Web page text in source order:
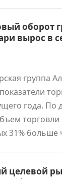
оборот
вырос в
группа
года. По
торговли
31%
целевой